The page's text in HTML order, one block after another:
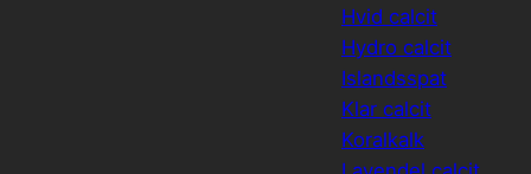
Hvid calcit
Hydro calcit
Islandsspat
Klar calcit
Koralkalk